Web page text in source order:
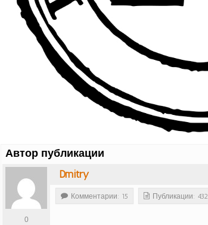
Автор публикации
Dmitry
0
Комментарии: 15 Публикации: 432